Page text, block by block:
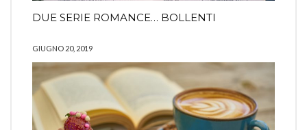
DUE SERIE ROMANCE… BOLLENTI
GIUGNO 20, 2019